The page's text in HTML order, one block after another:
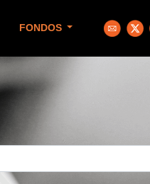
FONDOS